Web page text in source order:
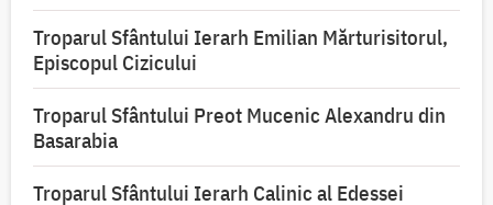
Troparul Sfântului Ierarh Emilian Mărturisitorul,
Episcopul Cizicului
Troparul Sfântului Preot Mucenic Alexandru din
Basarabia
Troparul Sfântului Ierarh Calinic al Edessei